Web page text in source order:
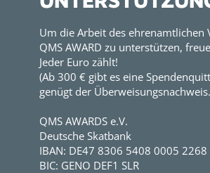
Um die Arbeit des ehrenamtlichen
QMS AWARD zu unterstützen,
Jeder Euro zählt!
(Ab 300 € gibt es eine
genügt der
QMS AWARDS e.V.
Deutsche Skatbank
IBAN: DE47 8306 5408 0005 2268
BIC: GENO DEF1 SLR